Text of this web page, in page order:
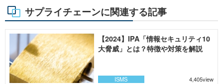
サプライチェーンに関連する記事
ISMS 4,405view
【2024】IPA「情報セキュリティ10
大脅威」とは？特徴や対策を解説